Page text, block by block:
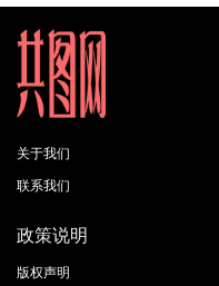
关于我们
联系我们
政策说明
版权声明